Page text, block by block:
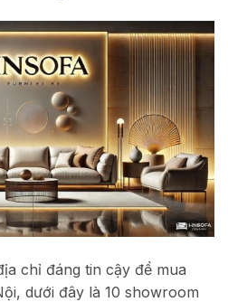
chỉ đáng tin cậy để mua
dưới đây là 10 showroom